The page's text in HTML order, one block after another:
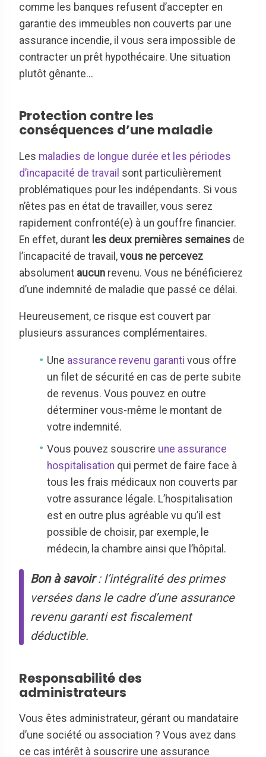
comme les banques refusent d’accepter en
garantie des immeubles non couverts par une
assurance incendie, il vous sera impossible de
contracter un prêt hypothécaire. Une situation
plutôt gênante...
Protection contre les
conséquences d’une maladie
Les maladies de longue durée et les périodes
d’incapacité de travail sont particulièrement
problématiques pour les indépendants. Si vous
n’êtes pas en état de travailler, vous serez
rapidement confronté(e) à un gouffre financier.
En effet, durant les deux premières semaines de
l’incapacité de travail, vous ne percevez
absolument aucun revenu. Vous ne bénéficierez
d’une indemnité de maladie que passé ce délai.
Heureusement, ce risque est couvert par
plusieurs assurances complémentaires.
Une assurance revenu garanti vous offre
un filet de sécurité en cas de perte subite
de revenus. Vous pouvez en outre
déterminer vous-même le montant de
votre indemnité.
Vous pouvez souscrire une assurance
hospitalisation qui permet de faire face à
tous les frais médicaux non couverts par
votre assurance légale. L’hospitalisation
est en outre plus agréable vu qu’il est
possible de choisir, par exemple, le
médecin, la chambre ainsi que l’hôpital.
Bon à savoir: l’intégralité des primes
versées dans le cadre d’une assurance
revenu garanti est fiscalement
déductible.
Responsabilité des
administrateurs
Vous êtes administrateur, gérant ou mandataire
d’une société ou association ? Vous avez dans
ce cas intérêt à souscrire une assurance